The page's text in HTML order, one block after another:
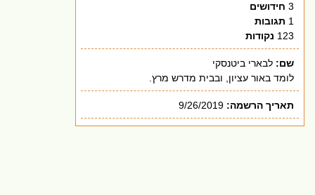
3 חידושים
1 תגובות
123 נקודות
שם: לבארי ביטנסקי
לומד באור עציון, ובבית מדרש מרץ.
תאריך הרשמה: 9/26/2019